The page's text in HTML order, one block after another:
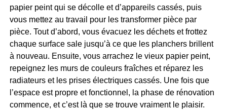
papier peint qui se décolle et d’appareils cassés, puis
vous mettez au travail pour les transformer pièce par
pièce. Tout d’abord, vous évacuez les déchets et frottez
chaque surface sale jusqu’à ce que les planchers brillent
à nouveau. Ensuite, vous arrachez le vieux papier peint,
repeignez les murs de couleurs fraîches et réparez les
radiateurs et les prises électriques cassés. Une fois que
l’espace est propre et fonctionnel, la phase de rénovation
commence, et c’est là que se trouve vraiment le plaisir.